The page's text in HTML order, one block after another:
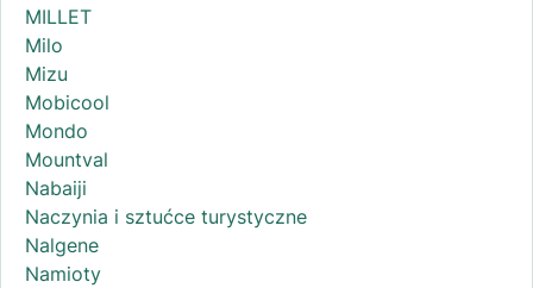
MILLET
Milo
Mizu
Mobicool
Mondo
Mountval
Nabaiji
Naczynia i sztućce turystyczne
Nalgene
Namioty